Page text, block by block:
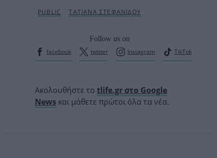
Follow us on
facebook
twitter Instagram TikTok
Ακολουθήστε το tlife.gr στο Google
News και μάθετε πρώτοι όλα τα νέα.